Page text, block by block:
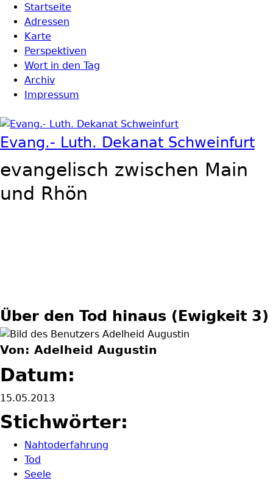
Direkt zum Inhalt
Hauptmenü
Startseite
Adressen
Karte
Perspektiven
Wort in den Tag
Archiv
Impressum
Evang.- Luth. Dekanat Schweinfurt
evangelisch zwischen Main
und Rhön
Über den Tod hinaus (Ewigkeit 3)
Von: Adelheid Augustin
Datum:
15.05.2013
Stichwörter:
Nahtoderfahrung
Tod
Seele